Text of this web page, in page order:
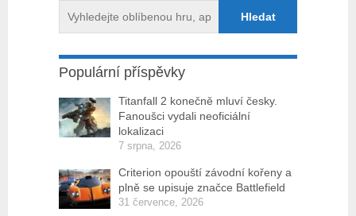
Populární příspěvky
Titanfall 2 konečně mluví česky.
Fanoušci vydali neoficiální
lokalizaci
7 srpna, 2026
Criterion opouští závodní kořeny a
plně se upisuje značce Battlefield
31 července, 2026